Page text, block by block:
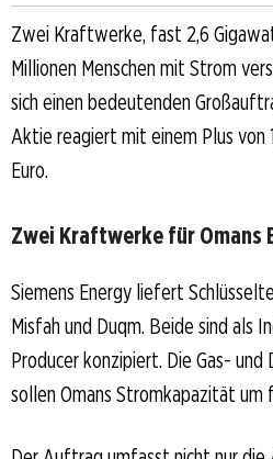
Zwei Kraftwerke, fast 2,6
Millionen Menschen mit Strom
sich einen bedeutenden
Aktie reagiert mit einem Plus von
Euro.
Zwei Kraftwerke für Omans
Siemens Energy liefert
Misfah und Duqm. Beide sind als
Producer konzipiert. Die Gas-
sollen Omans Stromkapazität